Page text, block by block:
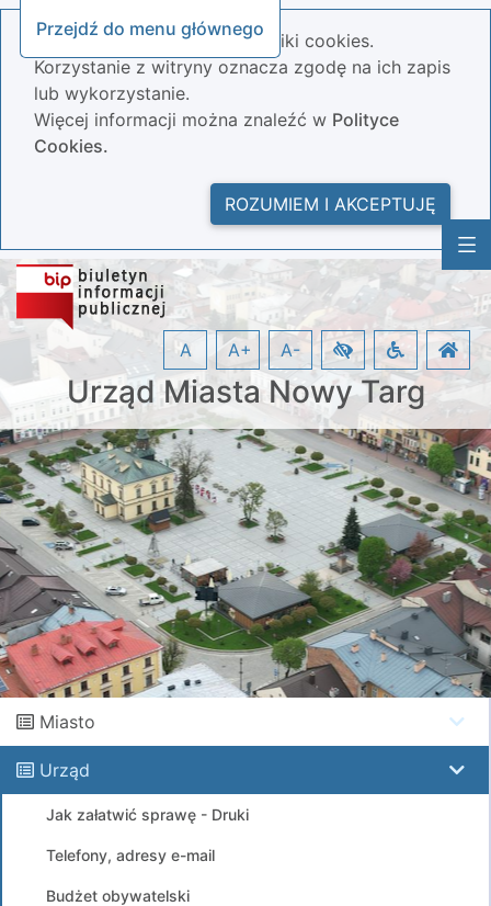
Przejdź do menu głównego
Nasza strona wykorzystuje pliki cookies.
Korzystanie z witryny oznacza zgodę na ich zapis
lub wykorzystanie.
Więcej informacji można znaleźć w Polityce
Cookies.
ROZUMIEM I AKCEPTUJĘ
Urząd Miasta Nowy Targ
A A+ A-
Miasto
Urząd
Jak załatwić sprawę - Druki
Telefony, adresy e-mail
Budżet obywatelski